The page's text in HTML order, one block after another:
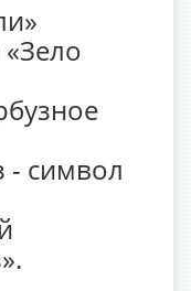
- символ